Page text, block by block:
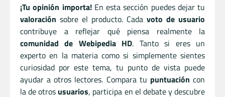
¡Tu opinión importa!En esta sección puedes dejar tu
valoración sobre el producto. Cada voto de usuario
contribuye a reflejar qué piensa realmente la
comunidad de Webipedia HD. Tanto si eres un
experto en la materia como si simplemente sientes
curiosidad por este tema, tu punto de vista puede
ayudar a otros lectores. Compara tu puntuación con
la de otros usuarios, participa en el debate y descubre